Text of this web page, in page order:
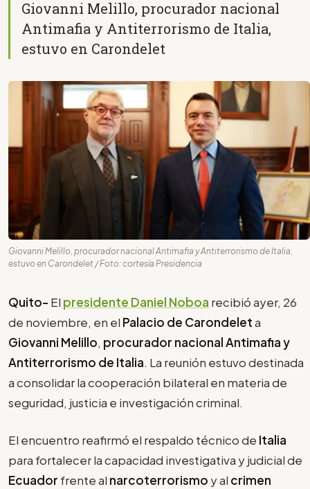
Giovanni Melillo, procurador nacional
Antimafia y Antiterrorismo de Italia,
estuvo en Carondelet
Giovanni Melillo, procurador nacional Antimafia y Antiterrorismo de Italia,
estuvo en Carondelet / Foto: cortesía Presidencia
Quito- El presidente Daniel Noboa recibió ayer, 26
de noviembre, en el Palacio de Carondeleta
Giovanni Melillo, procurador nacional Antimafia y
Antiterrorismo de Italia. La reunión estuvo destinada
a consolidar la cooperación bilateral en materia de
seguridad, justicia e investigación criminal.
El encuentro reafirmó el respaldo técnico de Italia
para fortalecer la capacidad investigativa y judicial de
Ecuador frente al narcoterrorismo y al crimen